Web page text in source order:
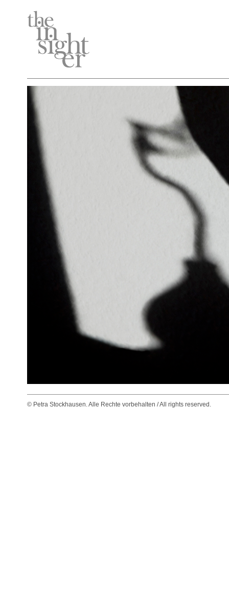
© Petra Stockhausen. Alle Rechte vorbehalten / All rights reserved.